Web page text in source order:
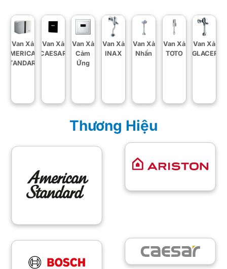
Van Xả
AMERICAN
STANDARD
Van Xả
CAESAR
Van Xả
Cảm
Ứng
Van Xả
INAX
Van Xả
Nhấn
Van Xả
TOTO
Van Xả
VIGLACERA
Thương Hiệu